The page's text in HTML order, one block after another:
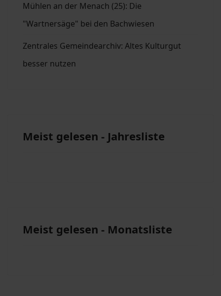
Mühlen an der Menach (25): Die
"Wartnersäge" bei den Bachwiesen
Zentrales Gemeindearchiv: Altes Kulturgut
besser nutzen
Meist gelesen - Jahresliste
Meist gelesen - Monatsliste